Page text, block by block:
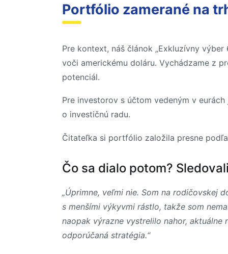
Portfólio zamerané na
Pre kontext, náš článok „Exkluzívny
voči americkému doláru. Vychádzame z
potenciál.
Pre investorov s účtom vedeným v
o investičnú radu.
Čitateľka si portfólio založila presne
Čo sa dialo potom?
„Úprimne, veľmi nie. Som na rodičovskej
s menšími výkyvmi rástlo, takže som
naopak výrazne vystrelilo nahor,
odporúčaná stratégia.“